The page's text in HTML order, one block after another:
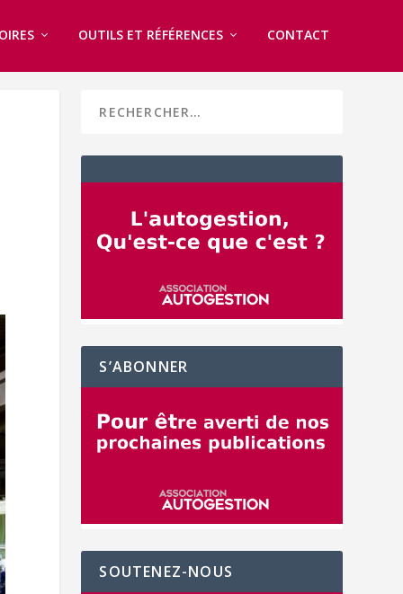
OUTILS ET RÉFÉRENCES CONTACT
S’ABONNER
SOUTENEZ-NOUS